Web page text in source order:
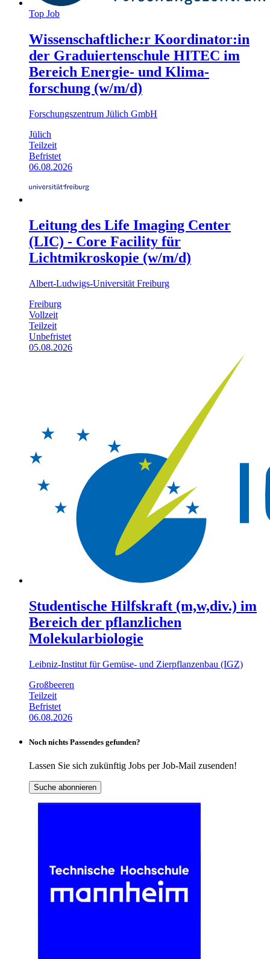
Top Job
Wissenschaftliche:r Koordinator:in
der Graduiertenschule HITEC im
Bereich Energie- und Klima­
forschung (w/m/d)
Forschungszentrum Jülich GmbH
Jülich
Teilzeit
Befristet
06.08.2026
Leitung des Life Imaging Center
(LIC) - Core Facility für
Lichtmikroskopie (w/m/d)
Albert-Ludwigs-Universität Freiburg
Freiburg
Vollzeit
Teilzeit
Unbefristet
05.08.2026
Studentische Hilfskraft (m,w,div.) im
Bereich der pflanzlichen
Molekularbiologie
Leibniz-Institut für Gemüse- und Zierpflanzenbau (IGZ)
Großbeeren
Teilzeit
Befristet
06.08.2026
Noch nichts Passendes gefunden?
Lassen Sie sich zukünftig Jobs per Job-Mail zusenden!
Suche abonnieren